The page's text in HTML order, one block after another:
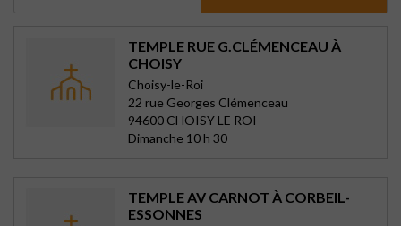
TEMPLE RUE G.CLÉMENCEAU À
CHOISY
Choisy-le-Roi
22 rue Georges Clémenceau
94600 CHOISY LE ROI
Dimanche 10 h 30
TEMPLE AV CARNOT À CORBEIL-
ESSONNES